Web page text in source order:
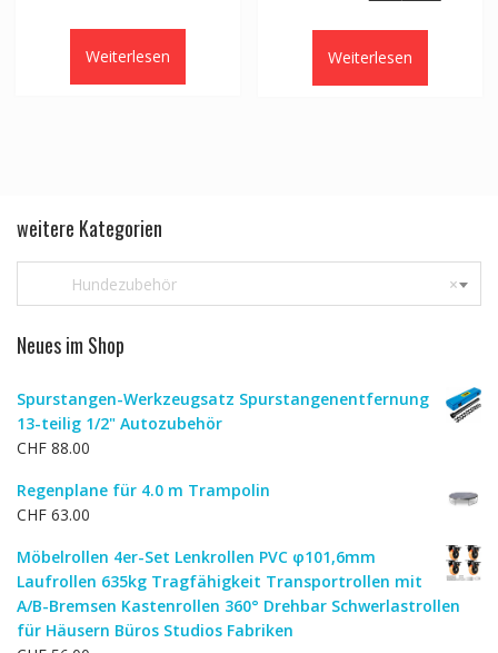
Weiterlesen
CHF 6.24
Weiterlesen
weitere Kategorien
×
Hundezubehör
Neues im Shop
Spurstangen-Werkzeugsatz Spurstangenentfernung
13-teilig 1/2" Autozubehör
CHF 88.00
Regenplane für 4.0 m Trampolin
CHF 63.00
Möbelrollen 4er-Set Lenkrollen PVC φ101,6mm
Laufrollen 635kg Tragfähigkeit Transportrollen mit
A/B-Bremsen Kastenrollen 360° Drehbar Schwerlastrollen
für Häusern Büros Studios Fabriken